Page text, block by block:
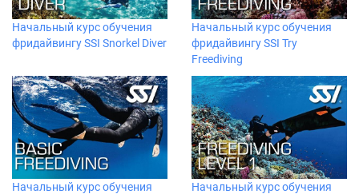
Начальный курс обучения
фридайвингу SSI Snorkel Diver
Начальный курс обучения
фридайвингу SSI Try
Freediving
Начальный курс обучения
Начальный курс обучения